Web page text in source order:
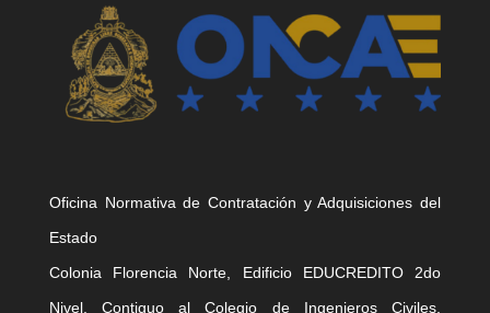
Oficina Normativa de Contratación y Adquisiciones del
Estado
Colonia Florencia Norte, Edificio EDUCREDITO 2do
Nivel, Contiguo al Colegio de Ingenieros Civiles,